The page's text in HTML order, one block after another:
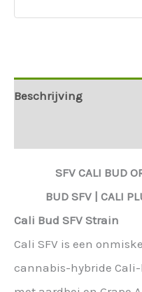
Beschrijving
SFV CALI BUD
BUD SFV
CALI
Cali Bud SFV Strain
Cali SFV is een
cannabis-hybride